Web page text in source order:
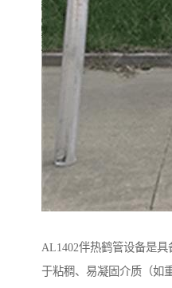
AL1402伴热鹤管设备是
于粘稠、易凝固介质（如